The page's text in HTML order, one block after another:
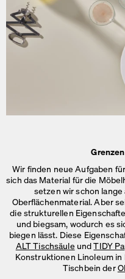
Wir finden neue Aufgaben
sich das Material für die
setzen wir schon
Oberflächenmaterial. Aber
die strukturellen
und biegsam, wodurch es
biegen lässt. Diese
ALT Tischsäule undTIDY
Konstruktionen Linoleum in
Tischbein der